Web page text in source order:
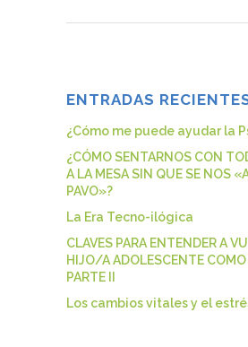
ENTRADAS
¿Cómo me puede ayudar la
¿CÓMO SENTARNOS CON
A LA MESA SIN QUE SE NOS
PAVO»?
La Era Tecno-ilógica
CLAVES PARA ENTENDER A
HIJO/A ADOLESCENTE COMO
PARTE II
Los cambios vitales y el